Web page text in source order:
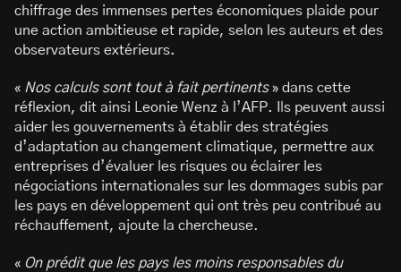
chiffrage des immenses pertes économiques plaide pour
une action ambitieuse et rapide, selon les auteurs et des
observateurs extérieurs.
« Nos calculs sont tout à fait pertinents» dans cette
réflexion, dit ainsi Leonie Wenz à l’AFP. Ils peuvent aussi
aider les gouvernements à établir des stratégies
d’adaptation au changement climatique, permettre aux
entreprises d’évaluer les risques ou éclairer les
négociations internationales sur les dommages subis par
les pays en développement qui ont très peu contribué au
réchauffement, ajoute la chercheuse.
« On prédit que les pays les moins responsables du